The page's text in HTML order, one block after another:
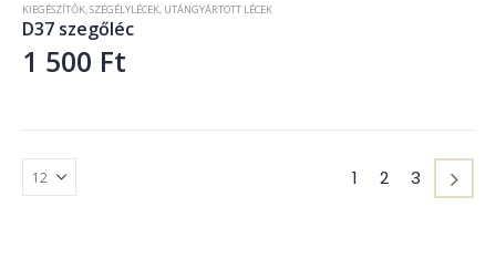
KIEGÉSZÍTŐK,SZEGÉLYLÉCEK, UTÁNGYÁRTOTT LÉCEK
D37 szegőléc
1 500 Ft
1 2 3